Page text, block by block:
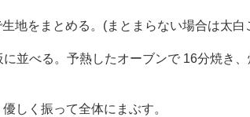
地をまとめる。(まとまらない場合は太白
並べる。予熱したオーブンで 16分焼き
しく振って全体にまぶす。